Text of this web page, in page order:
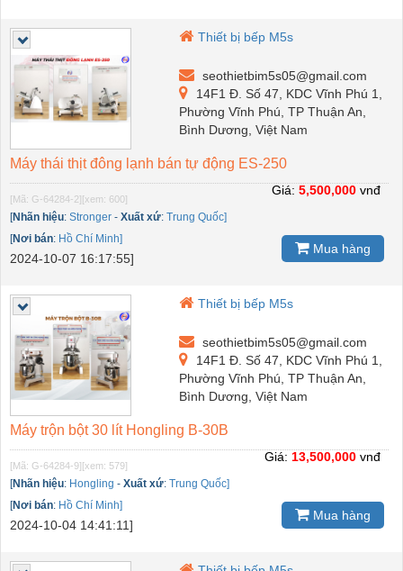
Thiết bị bếp M5s
seothietbim5s05@gmail.com
14F1 Đ. Số 47, KDC Vĩnh Phú 1,
Phường Vĩnh Phú, TP Thuận An,
Bình Dương, Việt Nam
Máy thái thịt đông lạnh bán tự động ES-250
[Mã: G-64284-2][xem: 600]
[Nhãn hiệu: Stronger - Xuất xứ: Trung Quốc]
[Nơi bán: Hồ Chí Minh]
2024-10-07 16:17:55]
Giá: 5,500,000 vnđ
Mua hàng
Thiết bị bếp M5s
seothietbim5s05@gmail.com
14F1 Đ. Số 47, KDC Vĩnh Phú 1,
Phường Vĩnh Phú, TP Thuận An,
Bình Dương, Việt Nam
Máy trộn bột 30 lít Hongling B-30B
[Mã: G-64284-9][xem: 579]
[Nhãn hiệu: Hongling - Xuất xứ: Trung Quốc]
[Nơi bán: Hồ Chí Minh]
2024-10-04 14:41:11]
Giá: 13,500,000 vnđ
Mua hàng